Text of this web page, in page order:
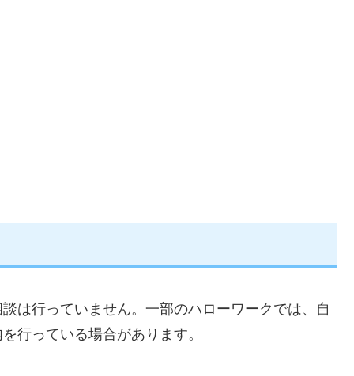
は行っていません。一部のハローワークでは、自
行っている場合があります。